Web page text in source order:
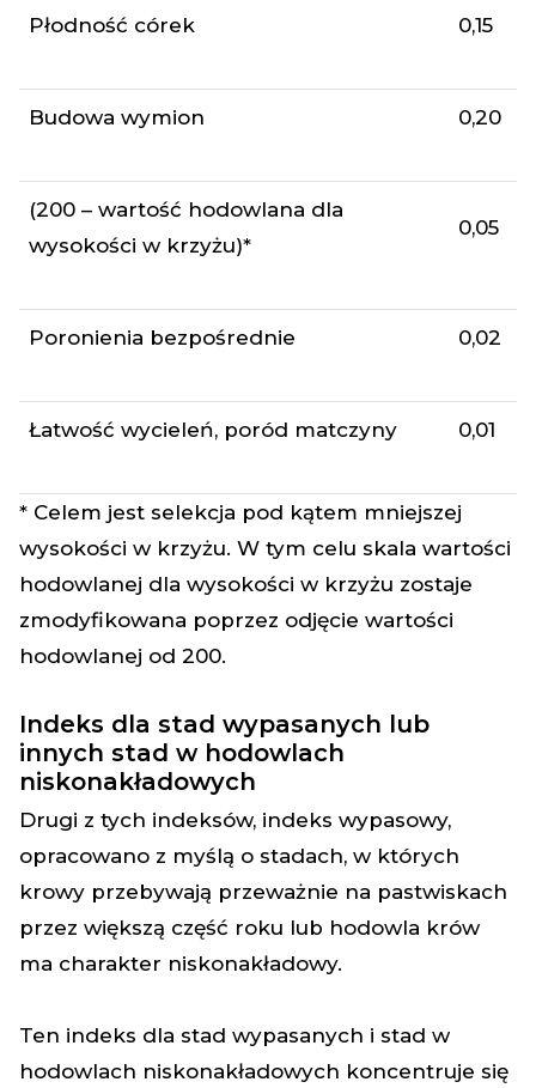
Płodność córek 0,15
Budowa wymion 0,20
(200 – wartość hodowlana dla
wysokości w krzyżu)*
0,05
Poronienia bezpośrednie 0,02
Łatwość wycieleń, poród matczyny 0,01
* Celem jest selekcja pod kątem mniejszej
wysokości w krzyżu. W tym celu skala wartości
hodowlanej dla wysokości w krzyżu zostaje
zmodyfikowana poprzez odjęcie wartości
hodowlanej od 200.
Indeks dla stad wypasanych lub
innych stad w hodowlach
niskonakładowych
Drugi z tych indeksów, indeks wypasowy,
opracowano z myślą o stadach, w których
krowy przebywają przeważnie na pastwiskach
przez większą część roku lub hodowla krów
ma charakter niskonakładowy.
Ten indeks dla stad wypasanych i stad w
hodowlach niskonakładowych koncentruje się